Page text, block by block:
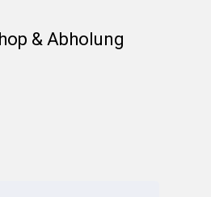
& Abholung